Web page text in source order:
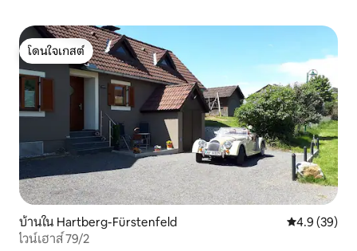
โดนใจเกสต์
โดนใจเกสต์
บ้านใน Hartberg-Fürstenfeld คะแนนเฉลี่ย
4.9 (39)
ไวน์เฮาส์ 79/2